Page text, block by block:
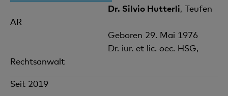
Dr. Silvio Hutterli, Teufen
AR
Geboren 29. Mai 1976
Dr. iur. et lic. oec. HSG,
Rechtsanwalt
Seit 2019